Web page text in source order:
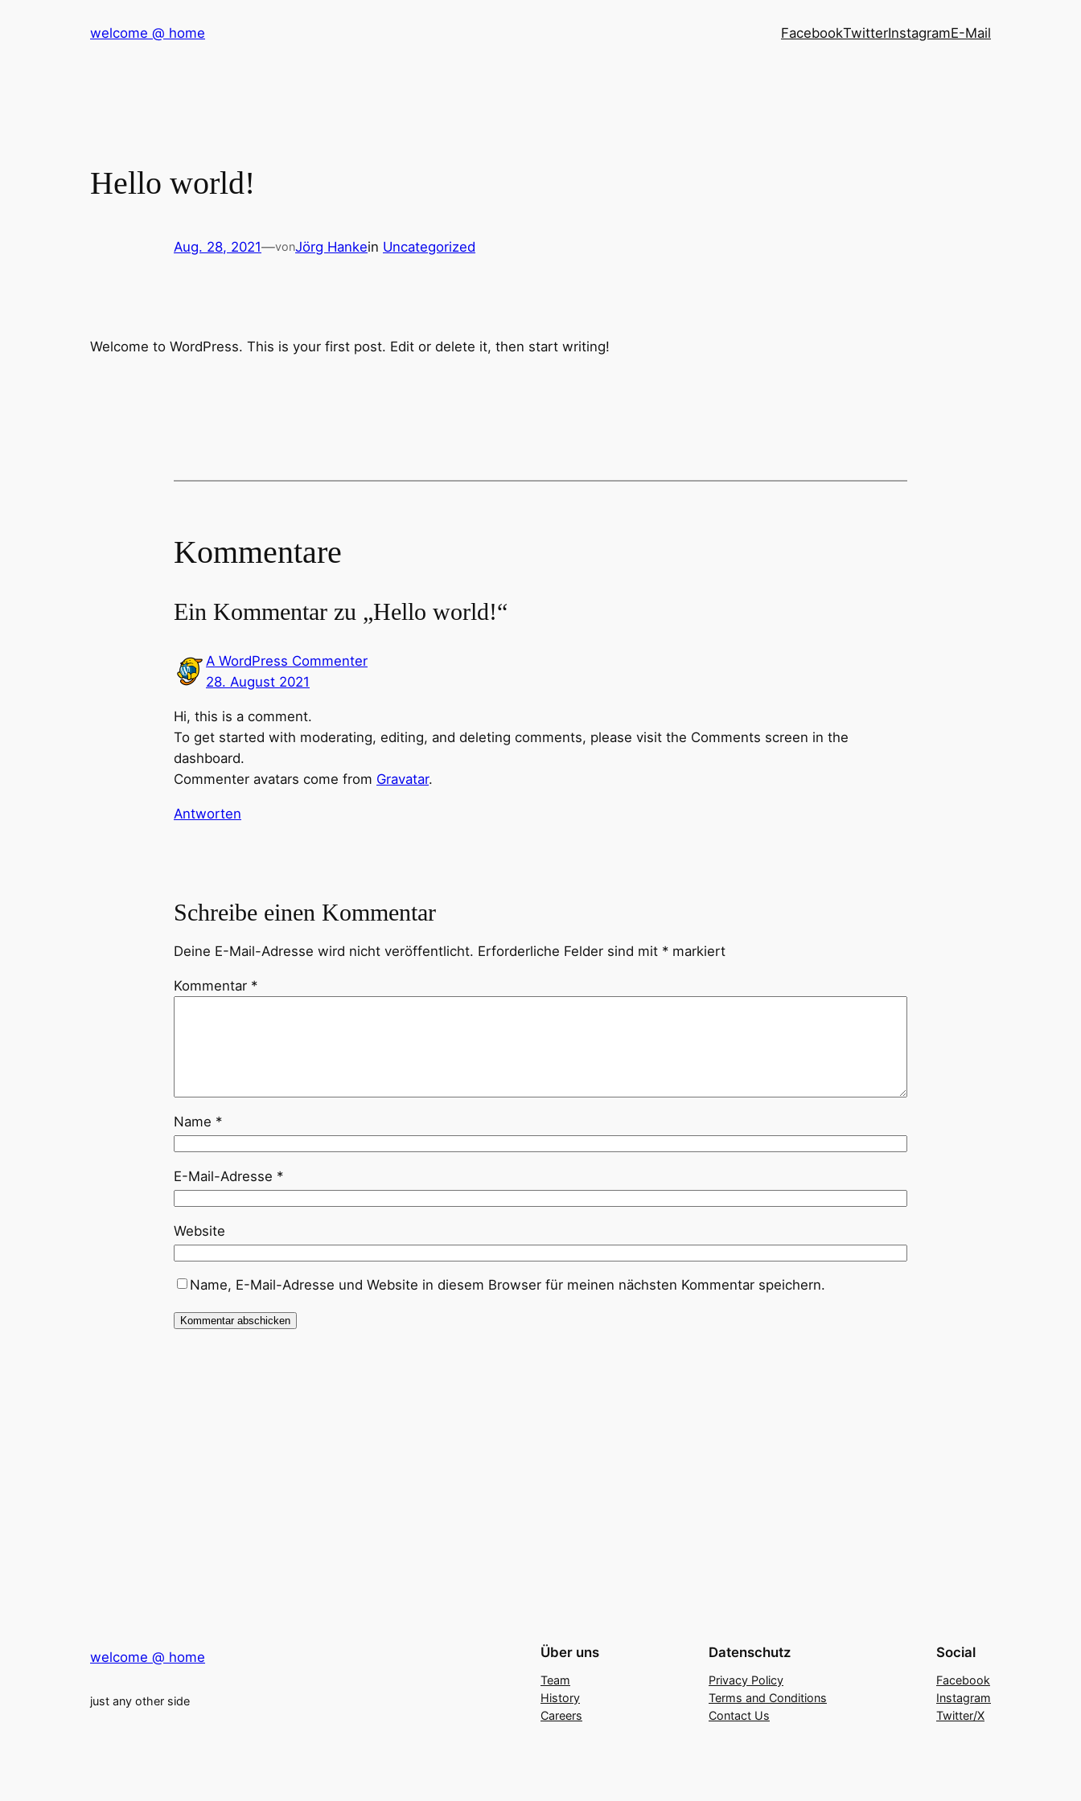
welcome @ home FacebookTwitterInstagramE-Mail
Hello world!
Aug. 28, 2021—vonJörg Hankein Uncategorized
Welcome to WordPress. This is your first post. Edit or delete it, then start writing!
Kommentare
Ein Kommentar zu „Hello world!“
A WordPress Commenter
28. August 2021
Hi, this is a comment.
To get started with moderating, editing, and deleting comments, please visit the Comments screen in the
dashboard.
Commenter avatars come from Gravatar.
Antworten
Schreibe einen Kommentar
Deine E-Mail-Adresse wird nicht veröffentlicht. Erforderliche Felder sind mit * markiert
Kommentar *
Name *
E-Mail-Adresse *
Website
Name, E-Mail-Adresse und Website in diesem Browser für meinen nächsten Kommentar speichern.
welcome @ home
just any other side
Über uns
Team
History
Careers
Datenschutz
Privacy Policy
Terms and Conditions
Contact Us
Social
Facebook
Instagram
Twitter/X